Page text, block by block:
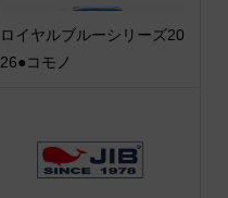
ロイヤルブルーシリーズ20
26●コモノ